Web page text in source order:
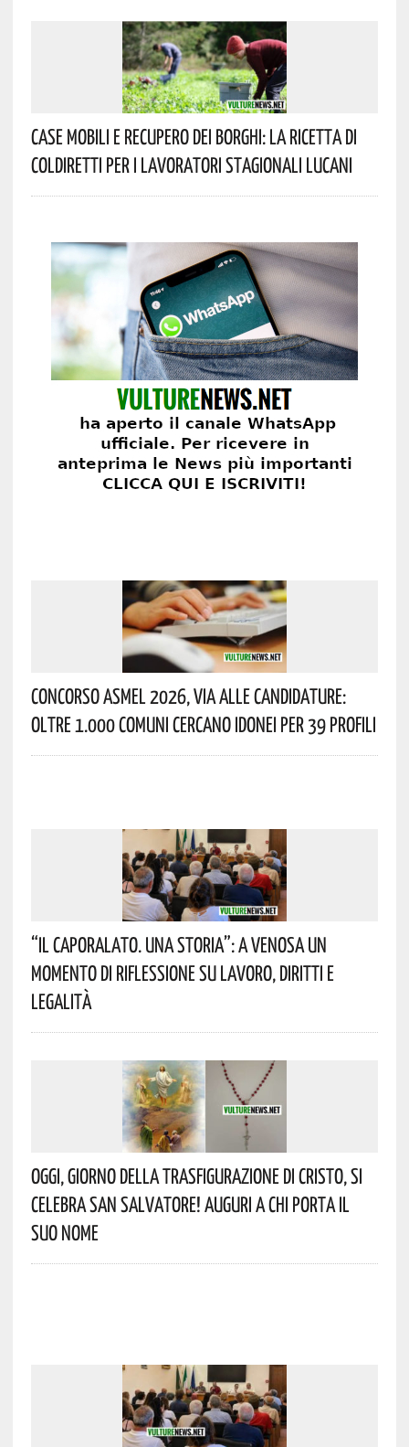
Case Mobili E Recupero Dei Borghi: La Ricetta Di
Coldiretti Per I Lavoratori Stagionali Lucani
Concorso Asmel 2026, Via Alle Candidature:
Oltre 1.000 Comuni Cercano Idonei Per 39 Profili
“Il Caporalato. Una Storia”: A Venosa Un
Momento Di Riflessione Su Lavoro, Diritti E
Legalità
Oggi, Giorno Della Trasfigurazione Di Cristo, Si
Celebra San Salvatore! Auguri A Chi Porta Il
Suo Nome